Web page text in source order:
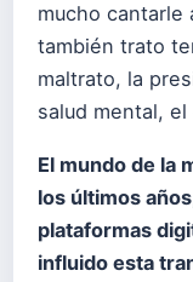
mucho cantarle
también trato
maltrato, la
salud mental,
El mundo de la
los últimos
plataformas
influido esta